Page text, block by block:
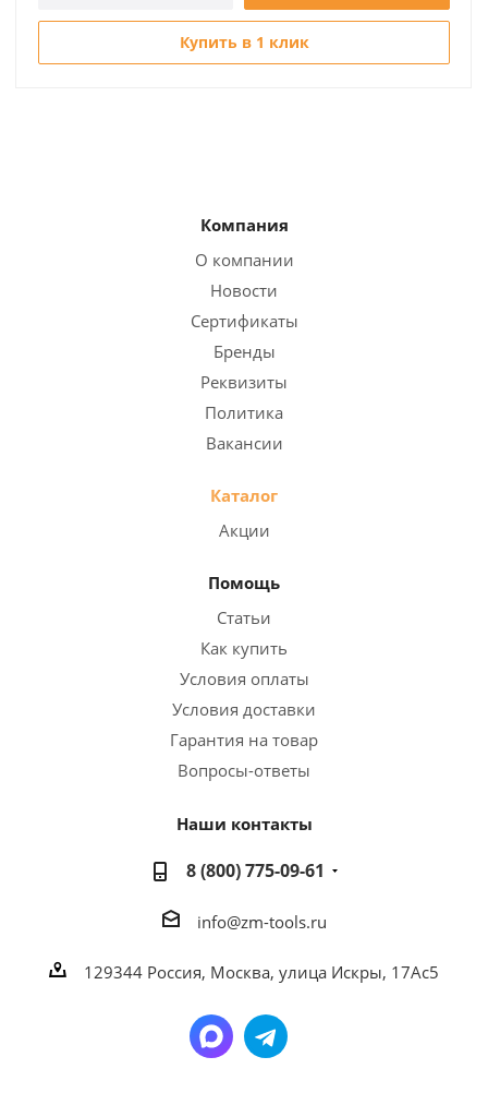
Купить в 1 клик
Компания
О компании
Новости
Сертификаты
Бренды
Реквизиты
Политика
Вакансии
Каталог
Акции
Помощь
Статьи
Как купить
Условия оплаты
Условия доставки
Гарантия на товар
Вопросы-ответы
Наши контакты
8 (800) 775-09-61
info@zm-tools.ru
129344 Россия, Москва, улица Искры, 17Ас5